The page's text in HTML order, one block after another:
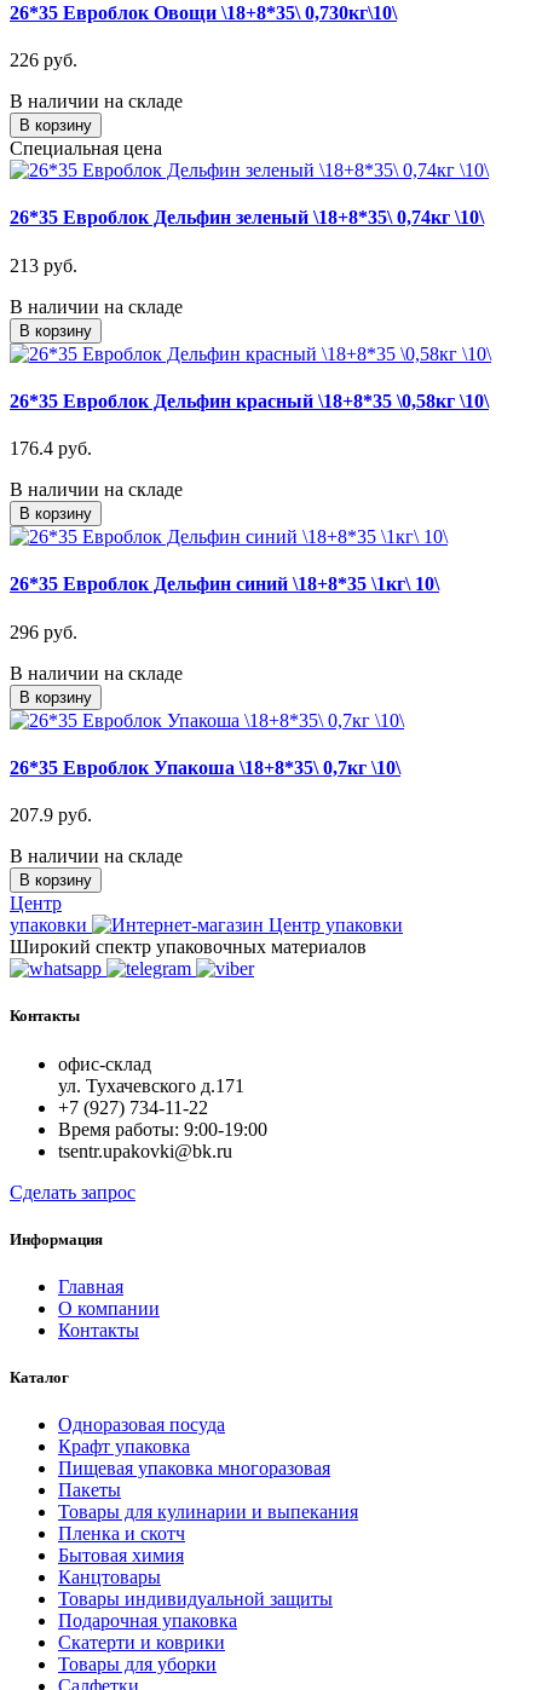
26*35 Евроблок Овощи \18+8*35\ 0,730кг\10\
226 руб.
В наличии на складе
В корзину
Специальная цена
26*35 Евроблок Дельфин зеленый \18+8*35\ 0,74кг \10\
213 руб.
В наличии на складе
В корзину
26*35 Евроблок Дельфин красный \18+8*35 \0,58кг \10\
176.4 руб.
В наличии на складе
В корзину
26*35 Евроблок Дельфин синий \18+8*35 \1кг\ 10\
296 руб.
В наличии на складе
В корзину
26*35 Евроблок Упакоша \18+8*35\ 0,7кг \10\
207.9 руб.
В наличии на складе
В корзину
Центр
упаковки
Широкий спектр упаковочных материалов
Контакты
офис-склад
ул. Тухачевского д.171
+7 (927) 734-11-22
Время работы: 9:00-19:00
tsentr.upakovki@bk.ru
Сделать запрос
Информация
Главная
О компании
Контакты
Каталог
Одноразовая посуда
Крафт упаковка
Пищевая упаковка многоразовая
Пакеты
Товары для кулинарии и выпекания
Пленка и скотч
Бытовая химия
Канцтовары
Товары индивидуальной защиты
Подарочная упаковка
Скатерти и коврики
Товары для уборки